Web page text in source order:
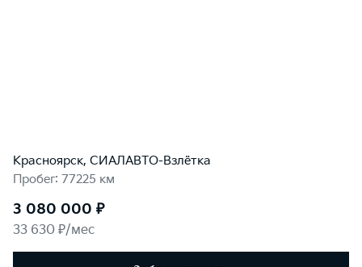
Красноярск, СИАЛАВТО-Взлётка
Пробег: 77225 км
3 080 000 ₽
33 630 ₽/мес